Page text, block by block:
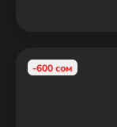
-600 сом